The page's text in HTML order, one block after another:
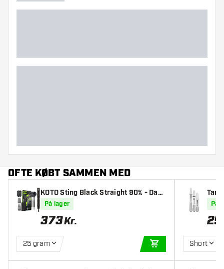
OFTE KØBT SAMMEN MED
KOTO Sting Black Straight 90% - Dart
pile
På lager
373Kr.
25 gram
TILFØJ TIL KURV
På
29
Short